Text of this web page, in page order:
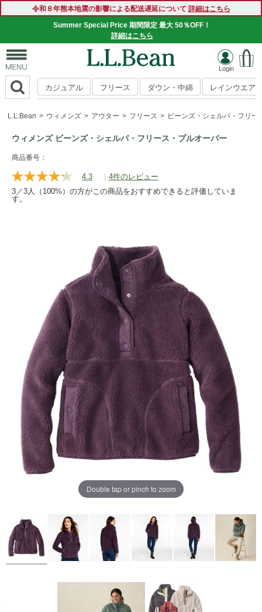
令和８年熊本地震の影響による配送遅延について 詳細はこちら
Summer Special Price 期間限定 最大 50％OFF！
詳細はこちら
カジュアル フリース ダウン・中綿 レインウエア
L.L.Bean ウィメンズ アウター フリース ビーンズ・シェルパ・フリー
ウィメンズ ビーンズ・シェルパ・フリース・プルオーバー
https://www.llbean.co.jp/womens/outer/fleece/g/
商品番号：
4.3
レ
ビ
同
じ
ペ
ー
ジ
の
リ
ン
ク。
| 4件のレビュー
3／3人（100%）の方がこの商品をおすすめできると評価していま
す。
Double tap or pinch to zoom